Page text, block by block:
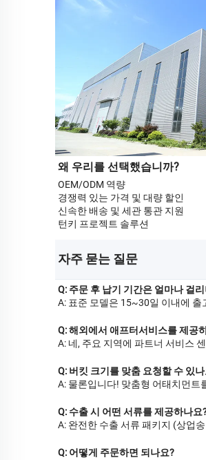
왜 우리를 선택했습니까?
OEM/ODM 역량
경쟁력 있는 가격 및 대량 할인
신속한 배송 및 세관 통관 지원
턴키 프로젝트 솔루션
자주 묻는 질문
Q: 주문 후 납기 기간은 얼마나 걸
A: 표준 모델은 15~30일 이내에
Q: 해외에서 애프터서비스를 제공
A: 네, 주요 지역에 파트너 서비스
Q: 버킷 크기를 맞춤 요청할 수 있
A: 물론입니다! 맞춤형 어태치먼트
Q: 수출 시 어떤 서류를 제공하나요
A: 완전한 수출 서류 패키지 (상업
Q: 어떻게 주문하면 되나요?